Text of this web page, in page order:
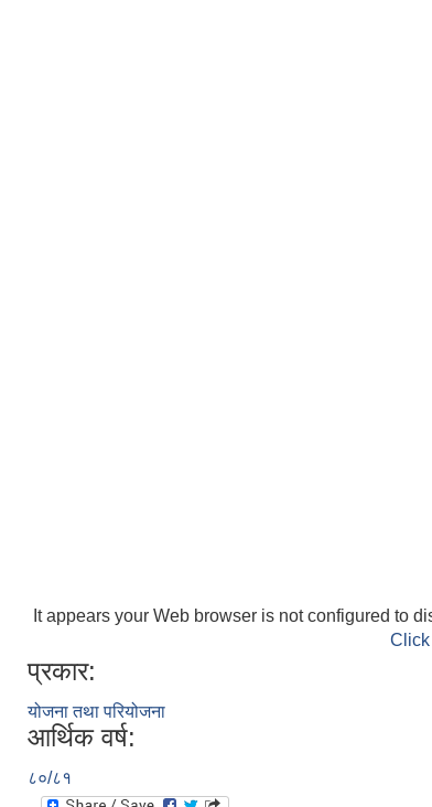
It appears your Web browser is not configured to
प्रकार:
योजना तथा परियोजना
आर्थिक वर्ष:
८०/८१